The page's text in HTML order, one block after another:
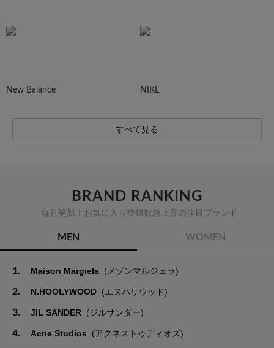
New Balance NIKE
すべて見る
BRAND RANKING
毎月更新！お気に入り登録数急上昇の注目ブランド
MEN WOMEN
1. Maison Margiela (メゾンマルジェラ)
2. N.HOOLYWOOD (エヌハリウッド)
3. JIL SANDER (ジルサンダー)
4. Acne Studios (アクネストゥディオズ)